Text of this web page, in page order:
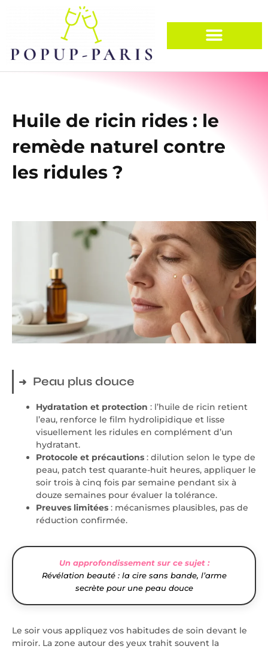
Huile de ricin rides : le
remède naturel contre
les ridules ?
Peau plus douce
Hydratation et protection : l’huile de ricin retient
l’eau, renforce le film hydrolipidique et lisse
visuellement les ridules en complément d’un
hydratant.
Protocole et précautions : dilution selon le type de
peau, patch test quarante-huit heures, appliquer le
soir trois à cinq fois par semaine pendant six à
douze semaines pour évaluer la tolérance.
Preuves limitées : mécanismes plausibles, pas de
réduction confirmée.
Un approfondissement sur ce sujet :
Révélation beauté : la cire sans bande, l’arme
secrète pour une peau douce
Le soir vous appliquez vos habitudes de soin devant le
miroir. La zone autour des yeux trahit souvent la